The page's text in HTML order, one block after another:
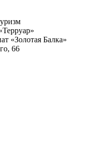
«Золотая Балка»
66